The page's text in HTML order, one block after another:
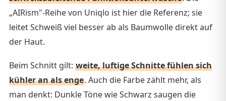
„AIRism"-Reihe von Uniqlo ist hier die Referenz; sie
leitet Schweiß viel besser ab als Baumwolle direkt auf
der Haut.
Beim Schnitt gilt: weite, luftige Schnitte fühlen sich
kühler an als enge. Auch die Farbe zählt mehr, als
man denkt: Dunkle Töne wie Schwarz saugen die